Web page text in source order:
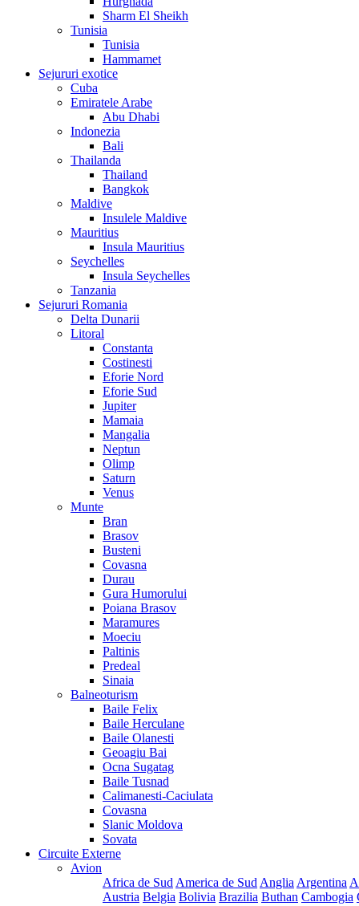
Sharm El Sheikh
Tunisia
Tunisia
Hammamet
Sejururi exotice
Cuba
Emiratele Arabe
Abu Dhabi
Indonezia
Bali
Thailanda
Thailand
Bangkok
Maldive
Insulele Maldive
Mauritius
Insula Mauritius
Seychelles
Insula Seychelles
Tanzania
Sejururi Romania
Delta Dunarii
Litoral
Constanta
Costinesti
Eforie Nord
Eforie Sud
Jupiter
Mamaia
Mangalia
Neptun
Olimp
Saturn
Venus
Munte
Bran
Brasov
Busteni
Covasna
Durau
Gura Humorului
Poiana Brasov
Maramures
Moeciu
Paltinis
Predeal
Sinaia
Balneoturism
Baile Felix
Baile Herculane
Baile Olanesti
Geoagiu Bai
Ocna Sugatag
Baile Tusnad
Calimanesti-Caciulata
Covasna
Slanic Moldova
Sovata
Circuite Externe
Avion
Africa de Sud America de Sud Anglia Argentina
Austria Belgia Bolivia Brazilia Buthan Cambogia